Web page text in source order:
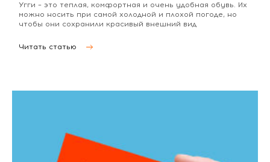
Угги – это теплая, комфортная и очень удобная обувь. Их
можно носить при самой холодной и плохой погоде, но
чтобы они сохранили красивый внешний вид
Читать статью